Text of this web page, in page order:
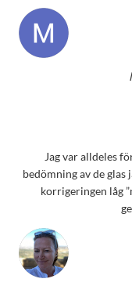
Jag var alldeles
bedömning av de
korrigeringen låg